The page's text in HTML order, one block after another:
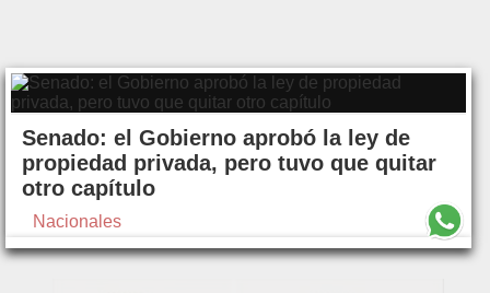
Senado: el Gobierno aprobó la ley de
propiedad privada, pero tuvo que quitar
otro capítulo
Nacionales